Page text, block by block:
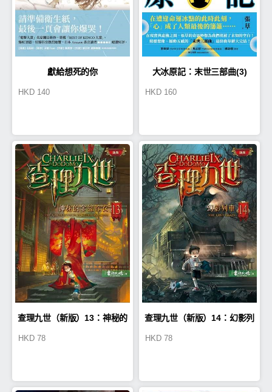
獻給想死的你
HKD 140
大冰原記：末世三部曲(3)
HKD 160
查理九世（新版）13：神秘的
HKD 78
查理九世（新版）14：幻影列
HKD 78